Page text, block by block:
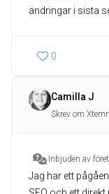
ändringar i sista
0
Camilla J
Skrev om
Inbjuden av
Jag har ett